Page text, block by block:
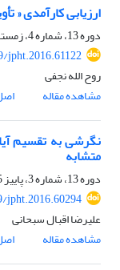
ارزیابی کارآمدی «
دوره 13، شماره 4، زمستان 1395، صفحه
jpht.2016.61122
روح الله نجفی
مشاهده مقاله
نگرشى به تقسیم
متشابه‎
دوره 13، شماره 3، پاییز 1395، صفحه
jpht.2016.60294
علیرضا اقبال سبحانی
مشاهده مقاله